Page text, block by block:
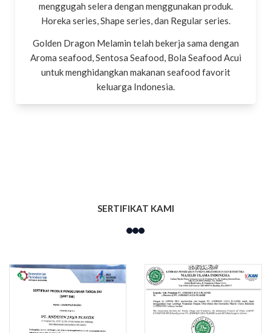
menggugah selera dengan menggunakan produk.
Horeka series, Shape series, dan Regular series.
Golden Dragon Melamin telah bekerja sama dengan
Aroma seafood, Sentosa Seafood, Bola Seafood Acui
untuk menghidangkan makanan seafood favorit
keluarga Indonesia.
SERTIFIKAT KAMI